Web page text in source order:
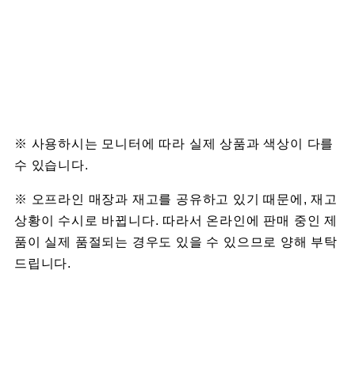
※ 사용하시는 모니터에 따라 실제 상품과 색상이 다를
수 있습니다.
※ 오프라인 매장과 재고를 공유하고 있기 때문에, 재고
상황이 수시로 바뀝니다. 따라서 온라인에 판매 중인 제
품이 실제 품절되는 경우도 있을 수 있으므로 양해 부탁
드립니다.